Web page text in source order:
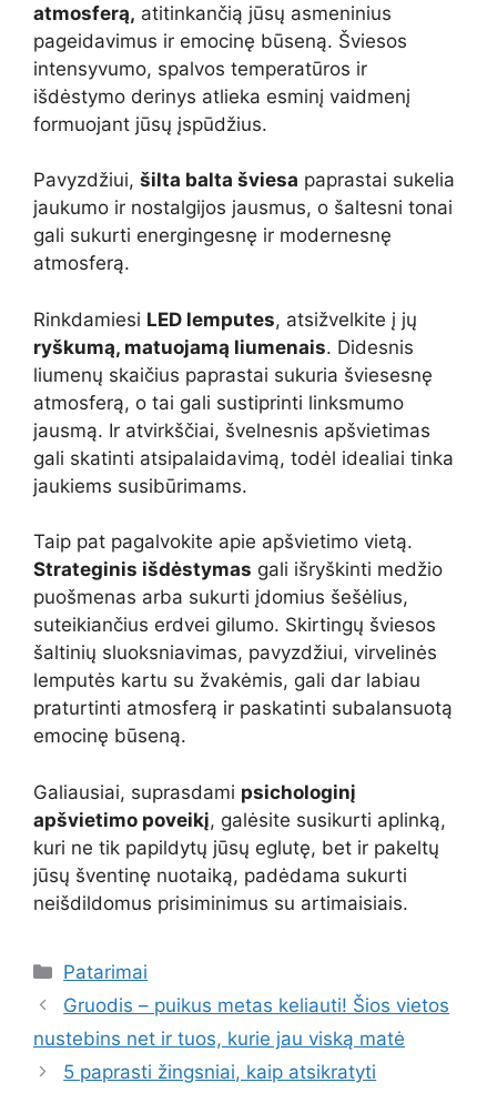
atmosferą, atitinkančią jūsų asmeninius
pageidavimus ir emocinę būseną. Šviesos
intensyvumo, spalvos temperatūros ir
išdėstymo derinys atlieka esminį vaidmenį
formuojant jūsų įspūdžius.
Pavyzdžiui, šilta balta šviesa paprastai sukelia
jaukumo ir nostalgijos jausmus, o šaltesni tonai
gali sukurti energingesnę ir modernesnę
atmosferą.
Rinkdamiesi LED lemputes, atsižvelkite į jų
ryškumą, matuojamą liumenais. Didesnis
liumenų skaičius paprastai sukuria šviesesnę
atmosferą, o tai gali sustiprinti linksmumo
jausmą. Ir atvirkščiai, švelnesnis apšvietimas
gali skatinti atsipalaidavimą, todėl idealiai tinka
jaukiems susibūrimams.
Taip pat pagalvokite apie apšvietimo vietą.
Strateginis išdėstymas gali išryškinti medžio
puošmenas arba sukurti įdomius šešėlius,
suteikiančius erdvei gilumo. Skirtingų šviesos
šaltinių sluoksniavimas, pavyzdžiui, virvelinės
lemputės kartu su žvakėmis, gali dar labiau
praturtinti atmosferą ir paskatinti subalansuotą
emocinę būseną.
Galiausiai, suprasdami psichologinį
apšvietimo poveikį, galėsite susikurti aplinką,
kuri ne tik papildytų jūsų eglutę, bet ir pakeltų
jūsų šventinę nuotaiką, padėdama sukurti
neišdildomus prisiminimus su artimaisiais.
Kategorijos
Patarimai
Gruodis – puikus metas keliauti! Šios vietos
nustebins net ir tuos, kurie jau viską matė
5 paprasti žingsniai, kaip atsikratyti